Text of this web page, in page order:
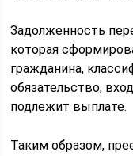
Задолженность
которая
гражданина,
обязательство,
подлежит выплате.
Таким образом,